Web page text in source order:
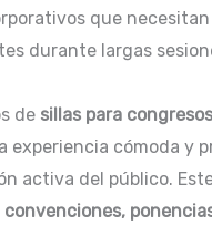
que
durante largas
de sillas para
experiencia cómoda y
activa del público.
convenciones,